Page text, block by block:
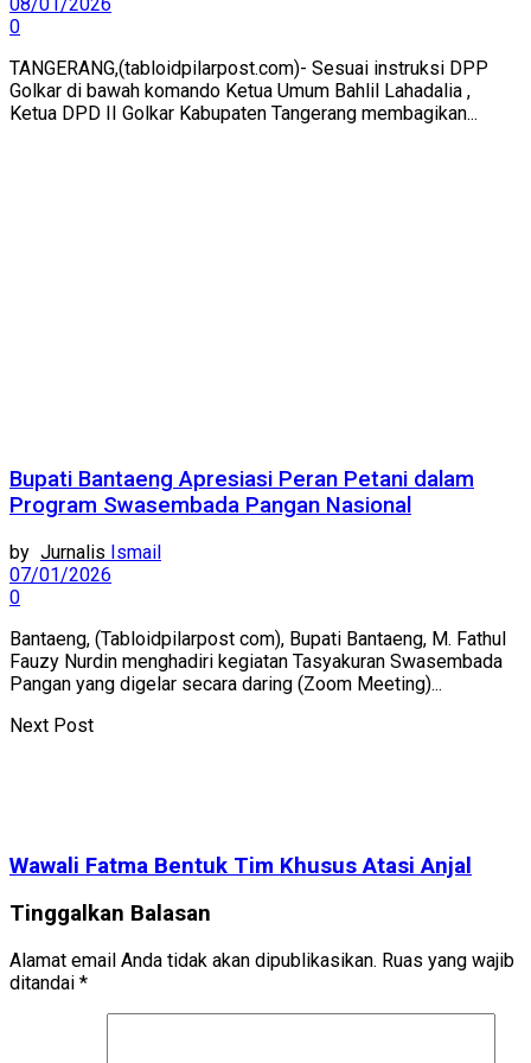
0
TANGERANG,(tabloidpilarpost.com)- Sesuai instruksi DPP
Golkar di bawah komando Ketua Umum Bahlil Lahadalia ,
Ketua DPD II Golkar Kabupaten Tangerang membagikan...
Bupati Bantaeng Apresiasi Peran Petani dalam
Program Swasembada Pangan Nasional
by
Ismail
07/01/2026
0
Bantaeng, (Tabloidpilarpost com), Bupati Bantaeng, M. Fathul
Fauzy Nurdin menghadiri kegiatan Tasyakuran Swasembada
Pangan yang digelar secara daring (Zoom Meeting)...
Next Post
Wawali Fatma Bentuk Tim Khusus Atasi Anjal
Tinggalkan Balasan
Alamat email Anda tidak akan dipublikasikan. Ruas yang wajib
ditandai *